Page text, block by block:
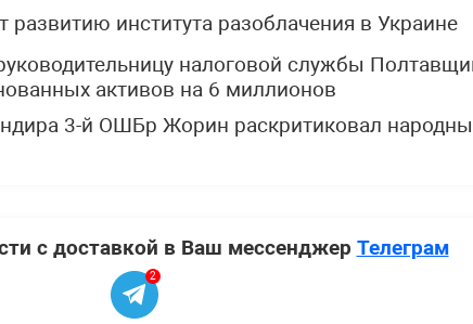
развитию института разоблачения в Украине
налоговой службы
активов на 6 миллионов
3-й ОШБр Жорин раскритиковал
с доставкой в Ваш мессенджер Телеграм
2